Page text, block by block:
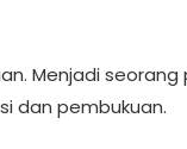
Menjadi
dan pembukuan.